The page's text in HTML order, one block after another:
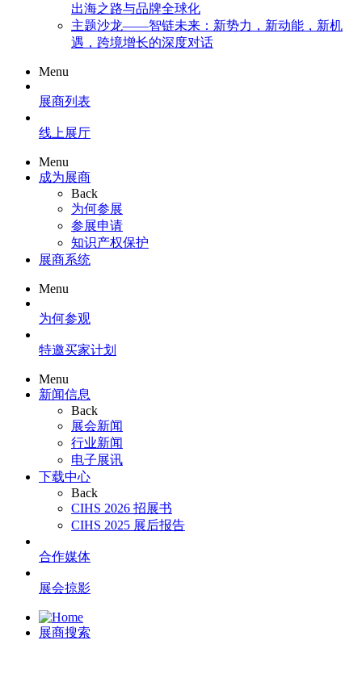
出海之路与品牌全球化
主题沙龙——智链未来：新势力，新动能，新机
遇，跨境增长的深度对话
Menu
展商列表
线上展厅
Menu
成为展商
Back
为何参展
参展申请
知识产权保护
展商系统
Menu
为何参观
特邀买家计划
Menu
新闻信息
Back
展会新闻
行业新闻
电子展讯
下载中心
Back
CIHS 2026 招展书
CIHS 2025 展后报告
合作媒体
展会掠影
展商搜索